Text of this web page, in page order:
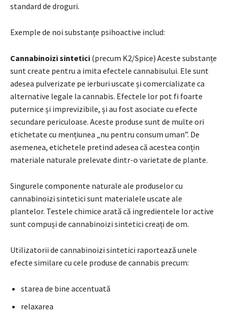
standard de droguri.
Exemple de noi substanțe psihoactive includ:
Cannabinoizi sintetici (precum K2/Spice) Aceste substanțe
sunt create pentru a imita efectele cannabisului. Ele sunt
adesea pulverizate pe ierburi uscate și comercializate ca
alternative legale la cannabis. Efectele lor pot fi foarte
puternice și imprevizibile, și au fost asociate cu efecte
secundare periculoase. Aceste produse sunt de multe ori
etichetate cu mențiunea „nu pentru consum uman”. De
asemenea, etichetele pretind adesea că acestea conțin
materiale naturale prelevate dintr-o varietate de plante.
Singurele componente naturale ale produselor cu
cannabinoizi sintetici sunt materialele uscate ale
plantelor. Testele chimice arată că ingredientele lor active
sunt compuși de cannabinoizi sintetici creați de om.
Utilizatorii de cannabinoizi sintetici raportează unele
efecte similare cu cele produse de cannabis precum:
starea de bine accentuată
relaxarea